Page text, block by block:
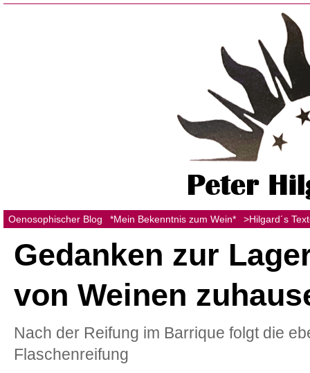
Oenosophischer Blog *Mein Bekenntnis zum Wein* >Hilgard´s
Gedanken zur
von Weinen
Nach der Reifung im Barrique folgt die
Flaschenreifung